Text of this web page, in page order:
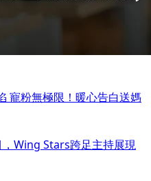
寵粉無極限！暖心告白送媽
Wing Stars跨足主持展現